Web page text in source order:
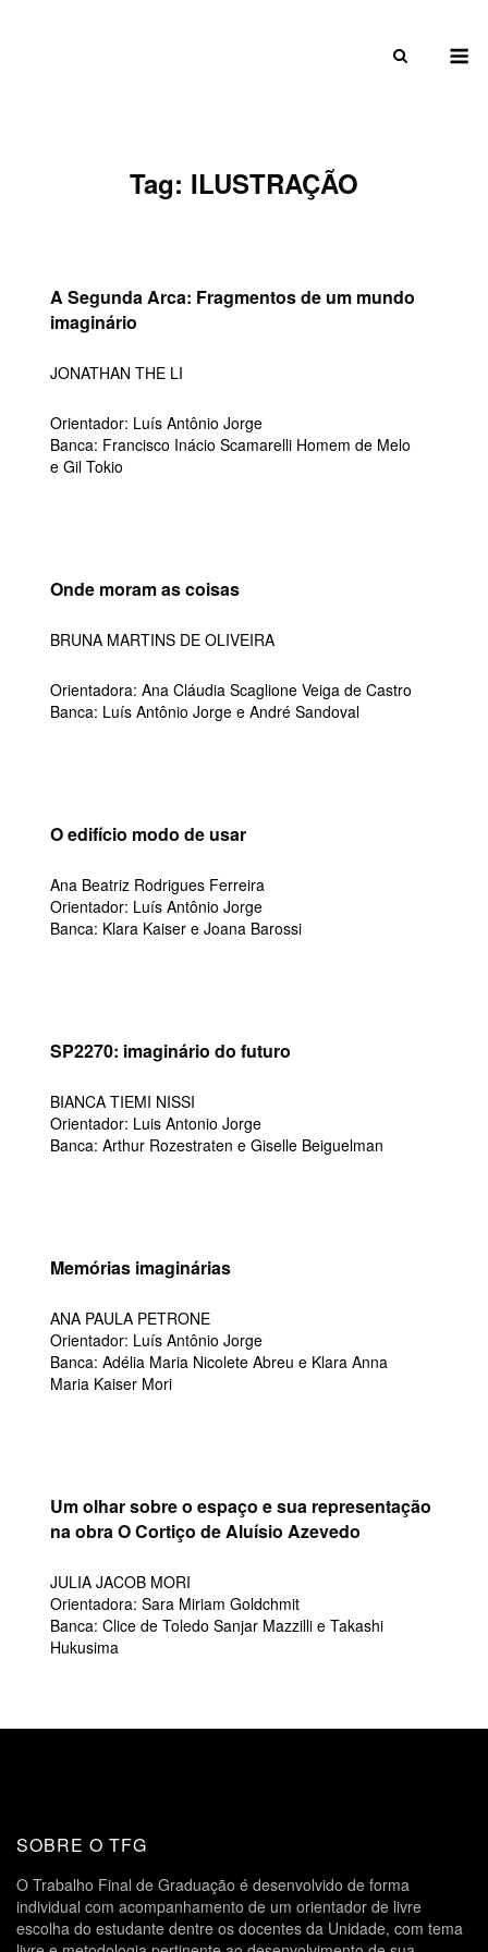
Tag: ILUSTRAÇÃO
A Segunda Arca: Fragmentos de um mundo
imaginário
JONATHAN THE LI
Orientador: Luís Antônio Jorge
Banca: Francisco Inácio Scamarelli Homem de Melo
e Gil Tokio
Onde moram as coisas
BRUNA MARTINS DE OLIVEIRA
Orientadora: Ana Cláudia Scaglione Veiga de Castro
Banca: Luís Antônio Jorge e André Sandoval
O edifício modo de usar
Ana Beatriz Rodrigues Ferreira
Orientador: Luís Antônio Jorge
Banca: Klara Kaiser e Joana Barossi
SP2270: imaginário do futuro
BIANCA TIEMI NISSI
Orientador: Luis Antonio Jorge
Banca: Arthur Rozestraten e Giselle Beiguelman
Memórias imaginárias
ANA PAULA PETRONE
Orientador: Luís Antônio Jorge
Banca: Adélia Maria Nicolete Abreu e Klara Anna
Maria Kaiser Mori
Um olhar sobre o espaço e sua representação
na obra O Cortiço de Aluísio Azevedo
JULIA JACOB MORI
Orientadora: Sara Miriam Goldchmit
Banca: Clice de Toledo Sanjar Mazzilli e Takashi
Hukusima
SOBRE O TFG
O Trabalho Final de Graduação é desenvolvido de forma
individual com acompanhamento de um orientador de livre
escolha do estudante dentre os docentes da Unidade, com tema